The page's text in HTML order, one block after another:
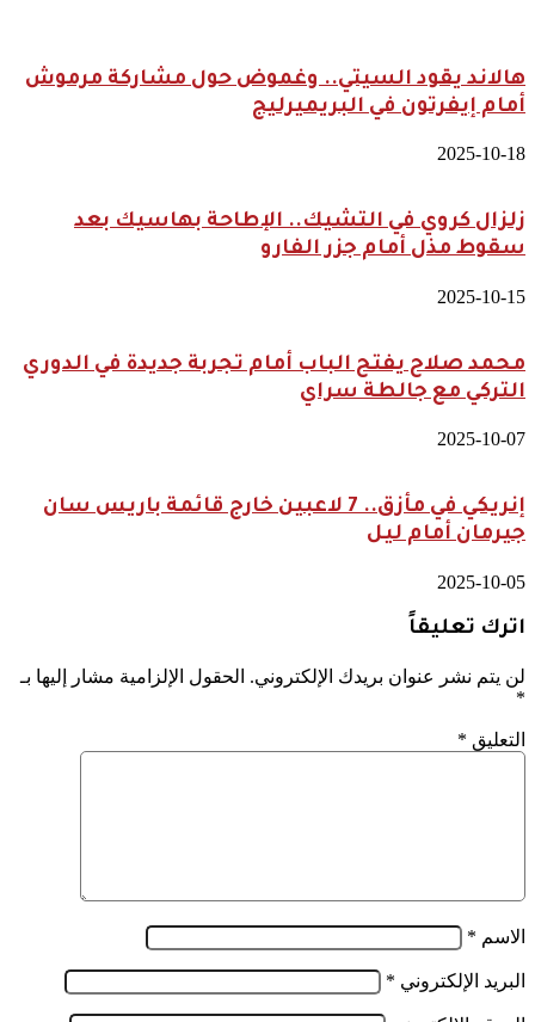
هالاند يقود السيتي.. وغموض حول مشاركة مرموش
أمام إيفرتون في البريميرليج
2025-10-18
زلزال كروي في التشيك.. الإطاحة بهاسيك بعد
سقوط مذل أمام جزر الفارو
2025-10-15
محمد صلاح يفتح الباب أمام تجربة جديدة في الدوري
التركي مع جالطة سراي
2025-10-07
إنريكي في مأزق.. 7 لاعبين خارج قائمة باريس سان
جيرمان أمام ليل
2025-10-05
اترك تعليقاً
لن يتم نشر عنوان بريدك الإلكتروني. الحقول الإلزامية مشار إليها بـ
*
التعليق *
الاسم *
البريد الإلكتروني *